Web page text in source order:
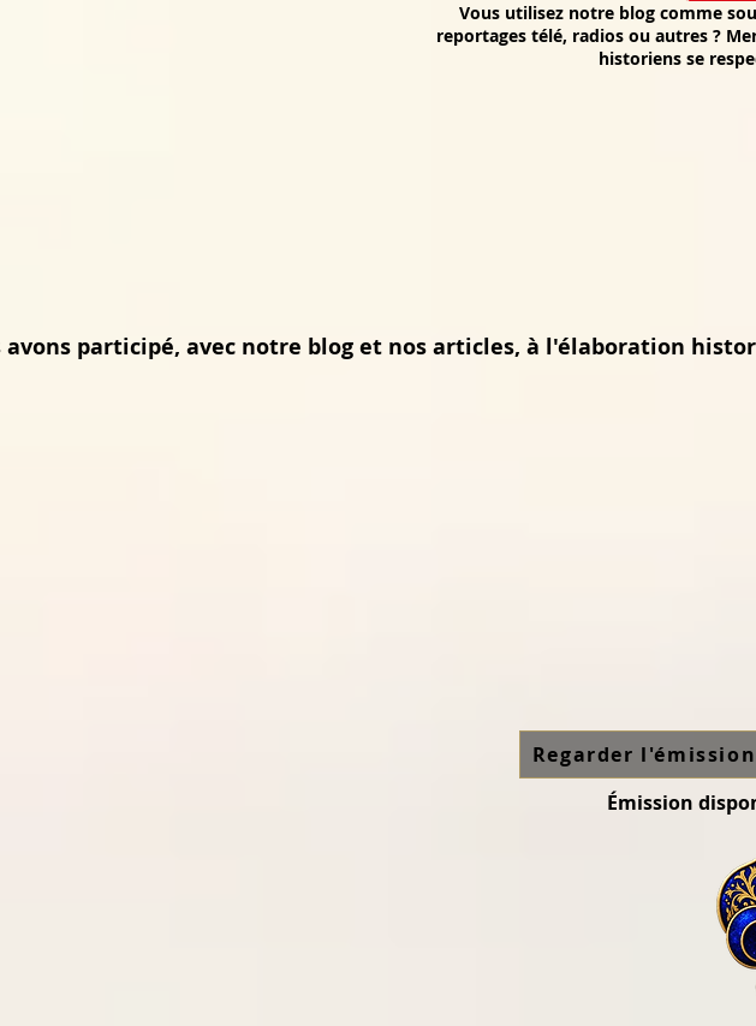
Vous utilisez notre blog comme
reportages télé, radios ou autres ?
historiens se
avons participé, avec notre blog et nos articles, à l'élaboration
Regarder
Émission